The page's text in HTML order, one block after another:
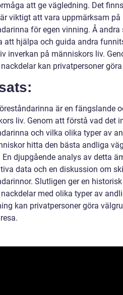
att ge vägledning. Det
viktigt att vara uppmärksam
för egen vinning. Å
att hjälpa och guida andra
inverkan på människors liv.
kan privatpersoner
är en fängslande
liv. Genom att förstå vad det
och vilka olika typer av
hitta den bästa andliga
En djupgående analys av detta
data och en diskussion om
Slutligen ger en
med olika typer av
kan privatpersoner göra